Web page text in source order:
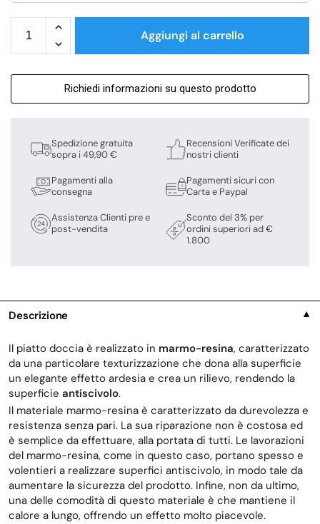
Aggiungi al carrello
Richiedi informazioni su questo prodotto
Spedizione gratuita
sopra i 49,90 €
Pagamenti alla
consegna
Assistenza Clienti pre e
post-vendita
Recensioni Verificate dei
nostri clienti
Pagamenti sicuri con
Carta e Paypal
Sconto del 3% per
ordini superiori ad €
1.800
Descrizione ▼
Il piatto doccia è realizzato in marmo-resina, caratterizzato
da una particolare texturizzazione che dona alla superficie
un elegante effetto ardesia e crea un rilievo, rendendo la
superficie antiscivolo.
Il materiale marmo-resina è caratterizzato da durevolezza e
resistenza senza pari. La sua riparazione non è costosa ed
è semplice da effettuare, alla portata di tutti. Le lavorazioni
del marmo-resina, come in questo caso, portano spesso e
volentieri a realizzare superfici antiscivolo, in modo tale da
aumentare la sicurezza del prodotto. Infine, non da ultimo,
una delle comodità di questo materiale è che mantiene il
calore a lungo, offrendo un effetto molto piacevole.